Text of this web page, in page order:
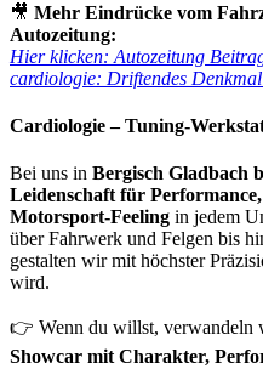
🎥 Mehr Eindrücke vom
Autozeitung:
Hier klicken: Autozeitung
cardiologie: Driftendes
Cardiologie – Tuning-
Bei uns in Bergisch Gladbach
Leidenschaft für
Motorsport-Feeling in jedem
über Fahrwerk und Felgen bis
gestalten wir mit höchster
wird.
👉 Wenn du willst, verwandeln
Showcar mit Charakter,